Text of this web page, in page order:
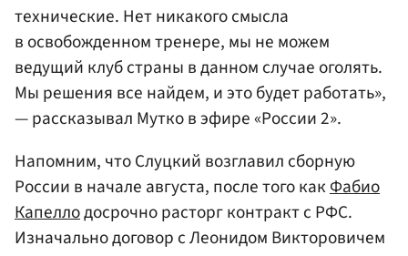
технические. Нет никакого смысла
в освобожденном тренере, мы не можем
ведущий клуб страны в данном случае оголять.
Мы решения все найдем, и это будет работать»,
— рассказывал Мутко в эфире «России 2».
Напомним, что Слуцкий возглавил сборную
России в начале августа, после того какФабио
Капеллодосрочно расторг контракт с РФС.
Изначально договор с Леонидом Викторовичем